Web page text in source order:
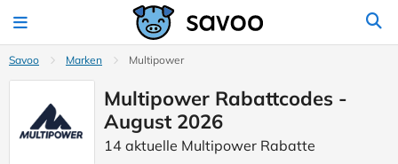
Savoo Marken Multipower
Multipower Rabattcodes -
August 2026
14 aktuelle Multipower Rabatte